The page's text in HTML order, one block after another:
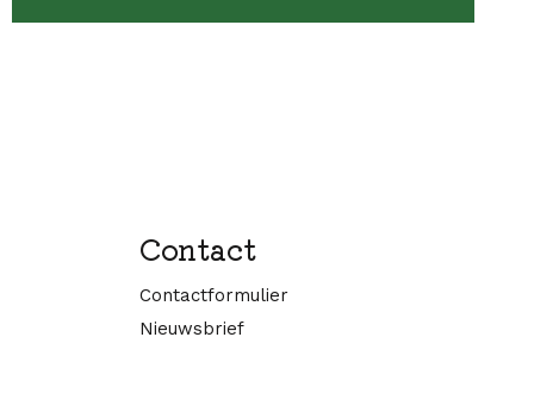
Contact
Contactformulier
Nieuwsbrief